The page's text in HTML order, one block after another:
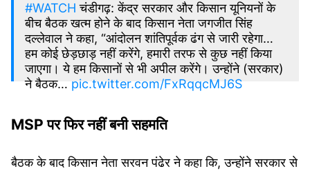
#WATCH चंडीगढ़: केंद्र सरकार और किसान यूनियनों के
बीच बैठक खत्म होने के बाद किसान नेता जगजीत सिंह
दल्लेवाल ने कहा, “आंदोलन शांतिपूर्वक ढंग से जारी रहेगा…
हम कोई छेड़छाड़ नहीं करेंगे, हमारी तरफ से कुछ नहीं किया
जाएगा। ये हम किसानों से भी अपील करेंगे। उन्होंने (सरकार)
ने बैठक… pic.twitter.com/FxRqqcMJ6S
— ANI_HindiNews (@AHindinews)
MSP पर फिर नहीं बनी सहमति
बैठक के बाद किसान नेता सरवन पंढेर ने कहा कि, उन्होंने सरकार से